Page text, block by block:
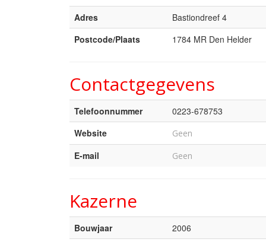
Adres
Bastiondreef 4
Postcode/Plaats
1784 MR Den Helder
Contactgegevens
Telefoonnummer
0223-678753
Website
Geen
E-mail Geen
Kazerne
Bouwjaar
2006